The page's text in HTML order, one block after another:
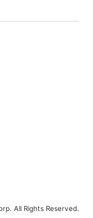
では、以前
を紹介する。
どうか診断した
All Rights Reserved.